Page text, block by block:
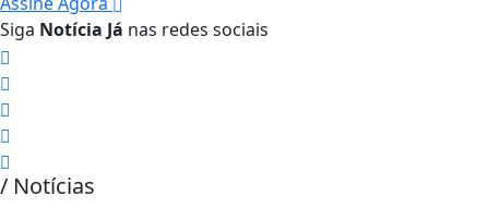
Siga Notícia Já nas redes sociais
/ Notícias